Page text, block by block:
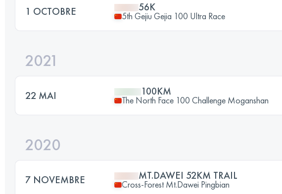
1 OCTOBRE 56K
5th Gejiu Gejia 100 Ultra Race
2021
22 MAI 100KM
The North Face 100 Challenge Moganshan
2020
7 NOVEMBRE MT.DAWEI 52KM TRAIL
Cross-Forest Mt.Dawei Pingbian